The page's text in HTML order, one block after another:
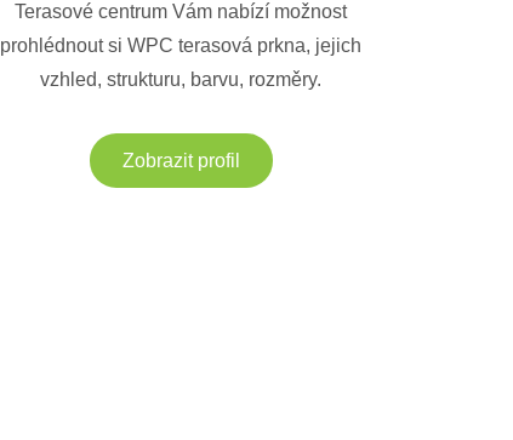
Terasové centrum Vám nabízí možnost
prohlédnout si WPC terasová prkna, jejich
vzhled, strukturu, barvu, rozměry.
Zobrazit profil